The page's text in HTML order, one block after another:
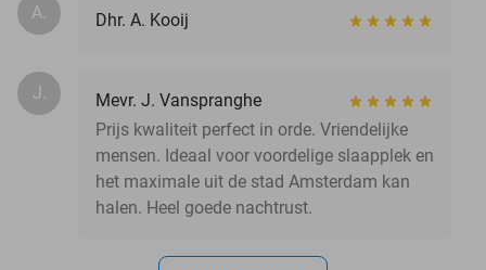
A. Dhr. A. Kooij
J.
Mevr. J. Vanspranghe
Prijs kwaliteit perfect in orde. Vriendelijke
mensen. Ideaal voor voordelige slaapplek en
het maximale uit de stad Amsterdam kan
halen. Heel goede nachtrust.